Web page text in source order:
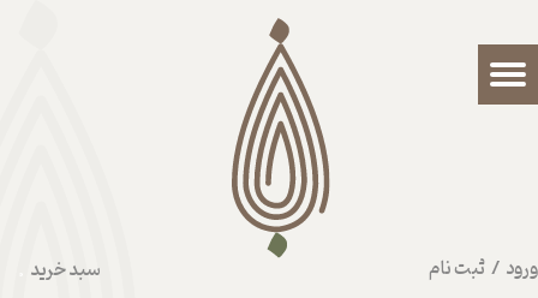
سبد خرید / ثبت نام
حساب کاربری من
تغییر گذر واژه